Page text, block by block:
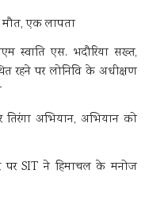
मौत, एक लापता
स्वाति एस. भदौरिया सख्त,
रहने पर लोनिवि के अधीक्षण
अभियान, अभियान को
पर SIT ने हिमाचल के मनोज